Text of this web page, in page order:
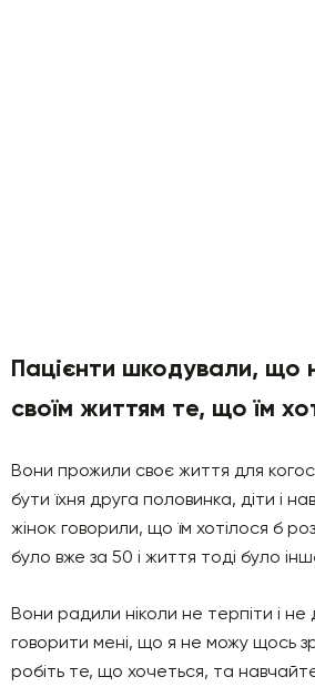
Пацієнти шкодували, що
своїм життям те, що їм
Вони прожили своє життя для
бути їхня друга половинка, діти і
жінок говорили, що їм хотілося б
було вже за 50 і життя тоді було
Вони радили ніколи не терпіти і не
говорити мені, що я не можу щось
робіть те, що хочеться, та